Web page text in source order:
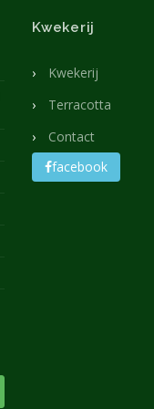
Kwekerij
Kwekerij
Terracotta
Contact
facebook